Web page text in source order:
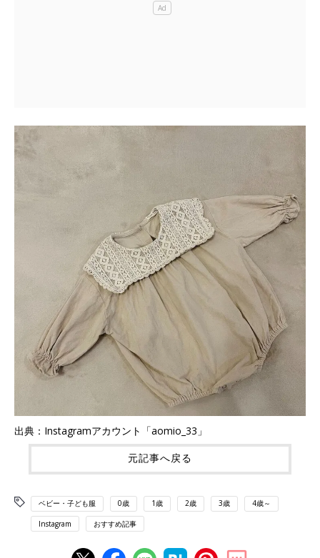
出典：Instagramアカウント「aomio_33」
元記事へ戻る
ベビー・子ども服 0歳 1歳 2歳 3歳 4歳～
Instagram おすすめ記事